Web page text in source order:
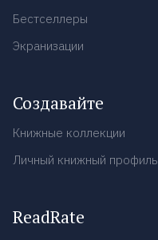
Бестселлеры
Экранизации
Создавайте
Книжные коллекции
Личный книжный профиль
ReadRate